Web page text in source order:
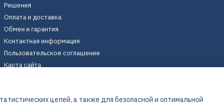
Решения
Оплата и доставка
Обмен и гарантия
Контактная информация
Пользовательское соглашение
Карта сайта
целей, а также для безопасной и оптимальной